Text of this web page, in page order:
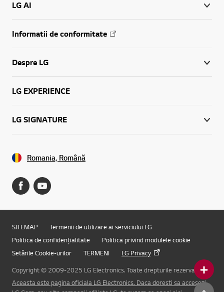
Online Chat
LG AI
Informatii de conformitate
Despre LG
LG EXPERIENCE
LG SIGNATURE
Romania, Română
SITEMAP
Termenii de utilizare ai serviciului LG
Politica de confidențialitate
Politica privind modulele cookie
Setările Cookie-urilor
TERMENI
LG Privacy
Copyright © 2009-2025 LG Electronics. Toate drepturile rezervate.
Aceasta este pagina oficiala LG Electronics. Daca doresti sa accesezi